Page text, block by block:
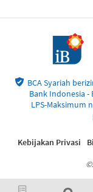
BCA Syariah
Bank Indonesia -
LPS-Maksimum
Kebijakan Privasi